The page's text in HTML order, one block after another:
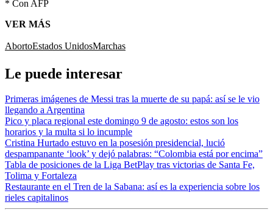
* Con AFP
VER MÁS
AbortoEstados UnidosMarchas
Le puede interesar
Primeras imágenes de Messi tras la muerte de su papá: así se le vio
llegando a Argentina
Pico y placa regional este domingo 9 de agosto: estos son los
horarios y la multa si lo incumple
Cristina Hurtado estuvo en la posesión presidencial, lució
despampanante ‘look’ y dejó palabras: “Colombia está por encima”
Tabla de posiciones de la Liga BetPlay tras victorias de Santa Fe,
Tolima y Fortaleza
Restaurante en el Tren de la Sabana: así es la experiencia sobre los
rieles capitalinos